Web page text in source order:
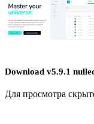
Download v5.9.1
Для просмотра